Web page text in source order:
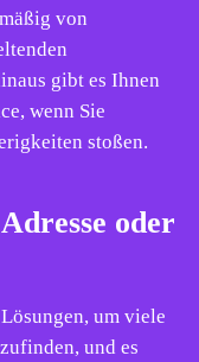
von
gibt es Ihnen
wenn Sie
stoßen.
oder
um viele
und es